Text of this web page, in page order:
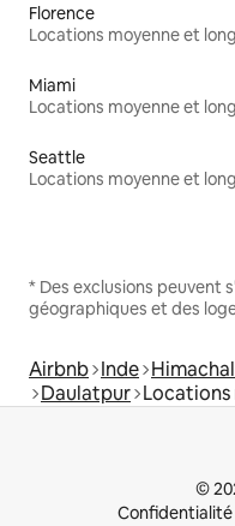
Florence
Miami
Seattle
* Des exclusions peuvent
géographiques et des
Airbnb Inde
Daulatpur Locations
©
Confidentialité